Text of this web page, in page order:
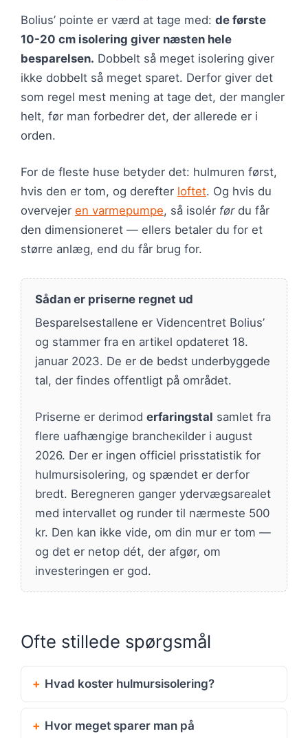
Bolius’ pointe er værd at tage med: de første
10-20 cm isolering giver næsten hele
besparelsen. Dobbelt så meget isolering giver
ikke dobbelt så meget sparet. Derfor giver det
som regel mest mening at tage det, der mangler
helt, før man forbedrer det, der allerede er i
orden.
For de fleste huse betyder det: hulmuren først,
hvis den er tom, og derefter loftet. Og hvis du
overvejer en varmepumpe, så isolér førdu får
den dimensioneret — ellers betaler du for et
større anlæg, end du får brug for.
Sådan er priserne regnet ud
Besparelsestallene er Videncentret Bolius’
og stammer fra en artikel opdateret 18.
januar 2023. De er de bedst underbyggede
tal, der findes offentligt på området.
Priserne er derimod erfaringstal samlet fra
flere uafhængige brancheкilder i august
2026. Der er ingen officiel prisstatistik for
hulmursisolering, og spændet er derfor
bredt. Beregneren ganger ydervægsarealet
med intervallet og runder til nærmeste 500
kr. Den kan ikke vide, om din mur er tom —
og det er netop dét, der afgør, om
investeringen er god.
Ofte stillede spørgsmål
Hvad koster hulmursisolering?
Hvor meget sparer man på